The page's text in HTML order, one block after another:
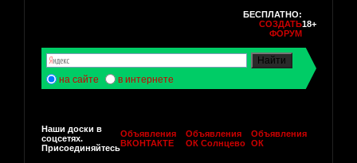
БЕСПЛАТНО:
СОЗДАТЬ
ФОРУМ
18+
на сайте в интернете
Наши доски в
соцсетях.
Присоединяйтесь
Объявления
ВКОНТАКТЕ
Объявления
ОК Солнцево
Объявления
ОК